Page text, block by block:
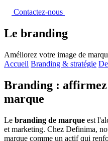
Contactez-nous
Le branding
Améliorez votre image de
Accueil Branding & stratégie
Branding :
marque
Le branding de marque est
et marketing. Chez Definima,
marque comme un actif qui